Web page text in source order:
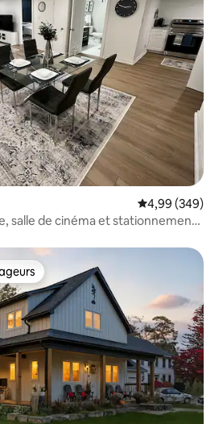
Note
4,99 (349)
salle de cinéma et stationnement
parmi les plus aimés